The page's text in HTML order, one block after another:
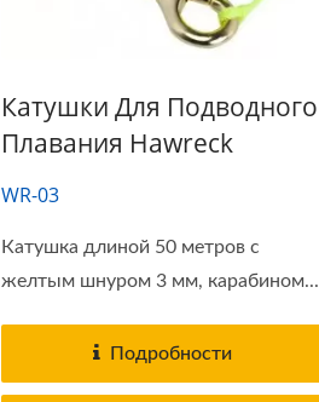
Катушки Для Подводного
Плавания Наwreck
WR-03
Катушка длиной 50 метров с
желтым шнуром 3 мм, карабином...
Подробности